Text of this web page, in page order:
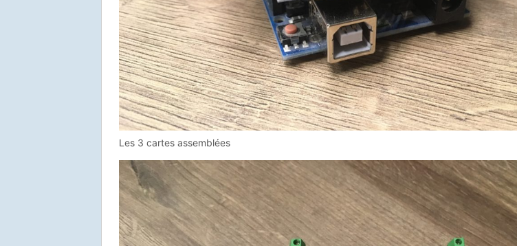
Les 3 cartes assemblées